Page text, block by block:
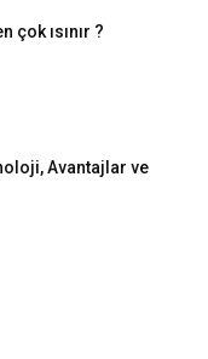
çok ısınır ?
Avantajlar ve